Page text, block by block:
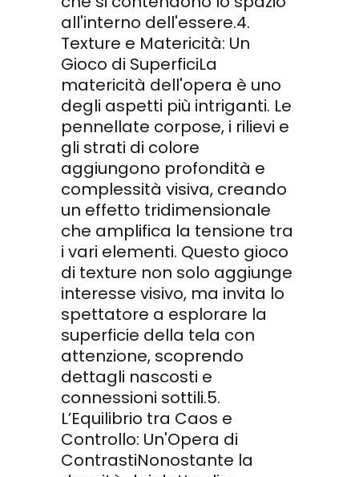
all'interno dell'essere.4.
Texture e Matericità: Un
Gioco di SuperficiLa
matericità dell'opera è uno
degli aspetti più intriganti. Le
pennellate corpose, i rilievi e
gli strati di colore
aggiungono profondità e
complessità visiva, creando
un effetto tridimensionale
che amplifica la tensione tra
i vari elementi. Questo gioco
di texture non solo aggiunge
interesse visivo, ma invita lo
spettatore a esplorare la
superficie della tela con
attenzione, scoprendo
dettagli nascosti e
connessioni sottili.5.
L’Equilibrio tra Caos e
Controllo: Un'Opera di
ContrastiNonostante la